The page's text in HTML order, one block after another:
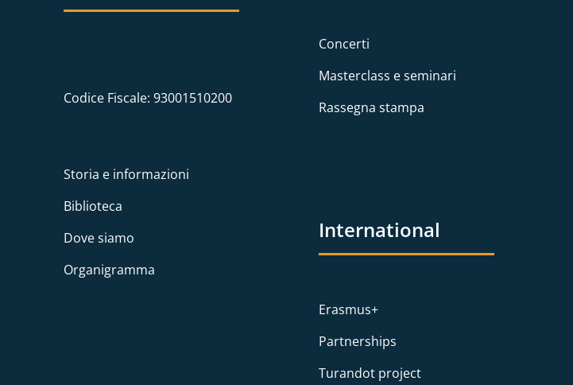
Codice Fiscale: 93001510200
Storia e informazioni
Biblioteca
Dove siamo
Organigramma
Concerti
Masterclass e seminari
Rassegna stampa
International
Erasmus+
Partnerships
Turandot project